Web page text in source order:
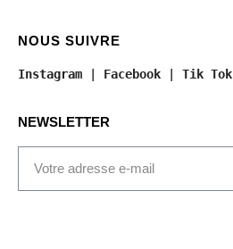
NOUS SUIVRE
Instagram Facebook Tik Tok
NEWSLETTER